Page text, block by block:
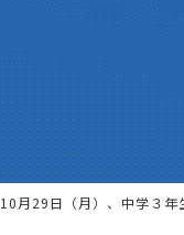
10月29日（月）、中学３年